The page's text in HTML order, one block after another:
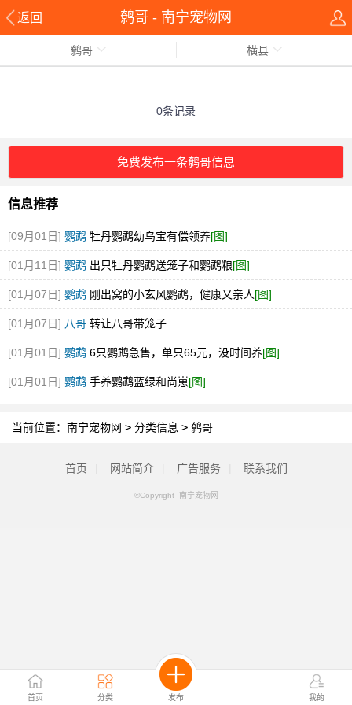
返回 鹩哥 - 南宁宠物网
首页 分类 发布 我的
鹩哥 横县
0条记录
免费发布一条鹩哥信息
信息推荐
[09月01日] 鹦鹉 牡丹鹦鹉幼鸟宝有偿领养[图]
[01月11日] 鹦鹉 出只牡丹鹦鹉送笼子和鹦鹉粮[图]
[01月07日] 鹦鹉 刚出窝的小玄风鹦鹉，健康又亲人[图]
[01月07日] 八哥 转让八哥带笼子
[01月01日] 鹦鹉 6只鹦鹉急售，单只65元，没时间养[图]
[01月01日] 鹦鹉 手养鹦鹉蓝绿和尚崽[图]
当前位置： 南宁宠物网 > 分类信息 > 鹩哥
首页 网站简介 广告服务 联系我们
©Copyright 南宁宠物网